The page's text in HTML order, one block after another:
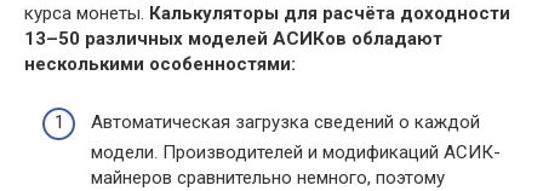
курса монеты. Калькуляторы для расчёта доходности
13–50 различных моделей АСИКов обладают
несколькими особенностями:
Автоматическая загрузка сведений о каждой
модели. Производителей и модификаций АСИК-
майнеров сравнительно немного, поэтому